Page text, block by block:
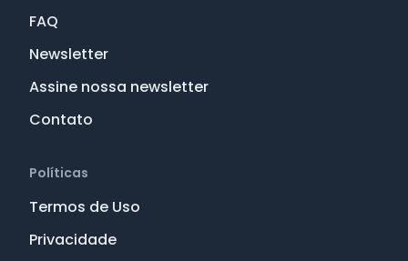
FAQ
Newsletter
Assine nossa newsletter
Contato
Políticas
Termos de Uso
Privacidade